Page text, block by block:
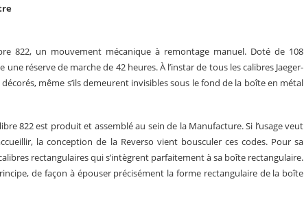
822, un mouvement mécanique à remontage manuel. Doté de 108
réserve de marche de 42 heures. À l’instar de tous les calibres Jaeger-
même s’ils demeurent invisibles sous le fond de la boîte en métal
822 est produit et assemblé au sein de la Manufacture. Si l’usage veut
la conception de la Reverso vient bousculer ces codes. Pour sa
rectangulaires qui s’intègrent parfaitement à sa boîte rectangulaire.
de façon à épouser précisément la forme rectangulaire de la boîte